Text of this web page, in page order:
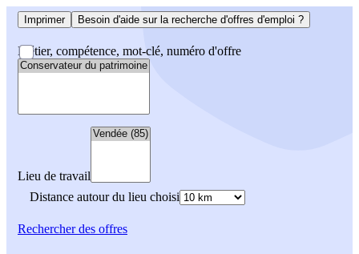
Imprimer Besoin d'aide sur la recherche d'offres d'emploi ?
Métier, compétence, mot-clé, numéro d'offre
Lieu de travail
Distance autour du lieu choisi
Rechercherdes offres